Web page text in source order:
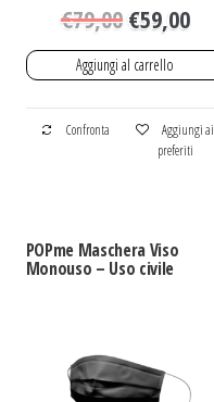
€79,00€59,00
Aggiungi al carrello
Confronta
Aggiungi ai
preferiti
POPme Maschera Viso
Monouso – Uso civile